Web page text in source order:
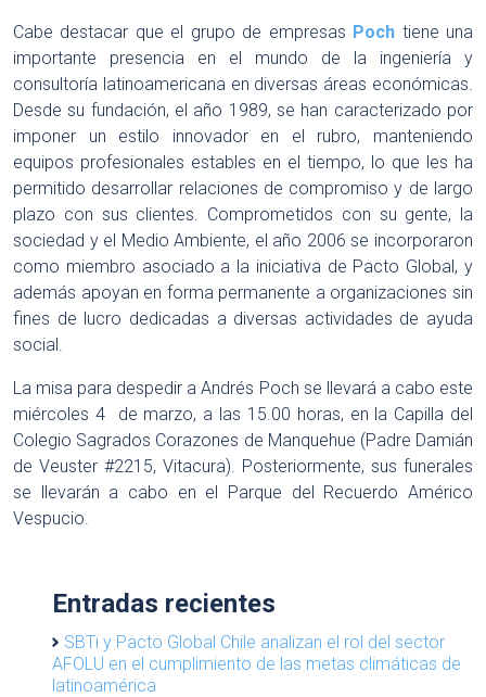
Cabe destacar que el grupo de empresas Poch tiene una
importante presencia en el mundo de la ingeniería y
consultoría latinoamericana en diversas áreas económicas.
Desde su fundación, el año 1989, se han caracterizado por
imponer un estilo innovador en el rubro, manteniendo
equipos profesionales estables en el tiempo, lo que les ha
permitido desarrollar relaciones de compromiso y de largo
plazo con sus clientes. Comprometidos con su gente, la
sociedad y el Medio Ambiente, el año 2006 se incorporaron
como miembro asociado a la iniciativa de Pacto Global, y
además apoyan en forma permanente a organizaciones sin
fines de lucro dedicadas a diversas actividades de ayuda
social.
La misa para despedir a Andrés Poch se llevará a cabo este
miércoles 4 de marzo, a las 15.00 horas, en la Capilla del
Colegio Sagrados Corazones de Manquehue (Padre Damián
de Veuster #2215, Vitacura). Posteriormente, sus funerales
se llevarán a cabo en el Parque del Recuerdo Américo
Vespucio.
Entradas recientes
SBTi y Pacto Global Chile analizan el rol del sector
AFOLU en el cumplimiento de las metas climáticas de
latinoamérica